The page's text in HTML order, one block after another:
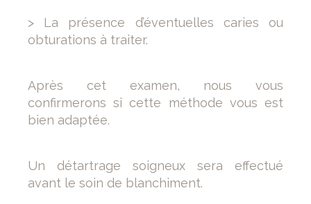
> La présence d’éventuelles caries ou
obturations à traiter.
Après cet examen, nous vous
confirmerons si cette méthode vous est
bien adaptée.
Un détartrage soigneux sera effectué
avant le soin de blanchiment.